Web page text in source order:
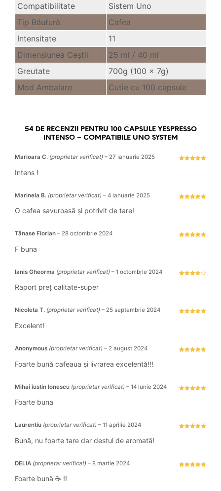
Compatibilitate
Sistem Uno
Tip Băutură
Cafea
Intensitate
11
Dimensiunea Ceştii
25 ml / 40 ml
Greutate
700g (100 x 7g)
Mod Ambalare
Cutie cu 100 capsule
54 DE RECENZII PENTRU 100 CAPSULE YESPRESSO
INTENSO – COMPATIBILE UNO SYSTEM
Marioara C. (proprietar verificat) – 27 ianuarie 2025
Intens !
Marinela B. (proprietar verificat) – 4 ianuarie 2025
O cafea savuroasă și potrivit de tare!
Tănase Florian – 28 octombrie 2024
F buna
Ianis Gheorma (proprietar verificat) – 1 octombrie 2024
Raport preț calitate-super
Nicoleta T. (proprietar verificat) – 25 septembrie 2024
Excelent!
Anonymous (proprietar verificat) – 2 august 2024
Foarte bună cafeaua și livrarea excelentă!!!
Mihai iustin Ionescu (proprietar verificat) – 14 iunie 2024
Foarte buna
Laurentiu (proprietar verificat) – 11 aprilie 2024
Bună, nu foarte tare dar destul de aromată!
DELIA (proprietar verificat) – 8 martie 2024
Foarte bună ☕ !!